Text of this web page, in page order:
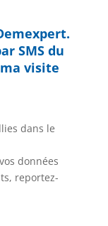
SMS du
visite
dans le
données
reportez-